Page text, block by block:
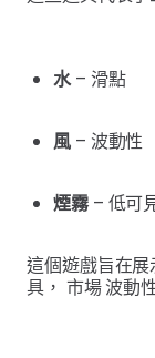
水– 滑點
風– 波動性
煙霧– 低可
這個遊戲旨在
具， 市場 波動